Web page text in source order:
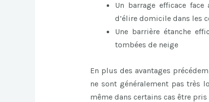
Un barrage efficace
d’élire domicile dans les
Une barrière étanche
tombées de neige
En plus des avantages
ne sont généralement pas très
même dans certains cas être pris